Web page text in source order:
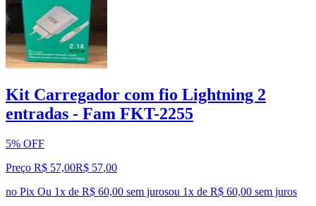
Kit Carregador com fio Lightning 2
entradas - Fam FKT-2255
5% OFF
Preço R$ 57,00R$ 57,00
no Pix Ou 1x de R$ 60,00 sem jurosou 1x de R$ 60,00 sem juros